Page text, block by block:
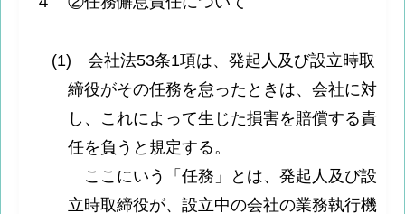
(1) 会社法53条1項は、発起人及び設立時取
締役がその任務を怠ったときは、会社に対
し、これによって生じた損害を賠償する責
任を負うと規定する。
ここにいう「任務」とは、発起人及び設
立時取締役が、設立中の会社の業務執行機